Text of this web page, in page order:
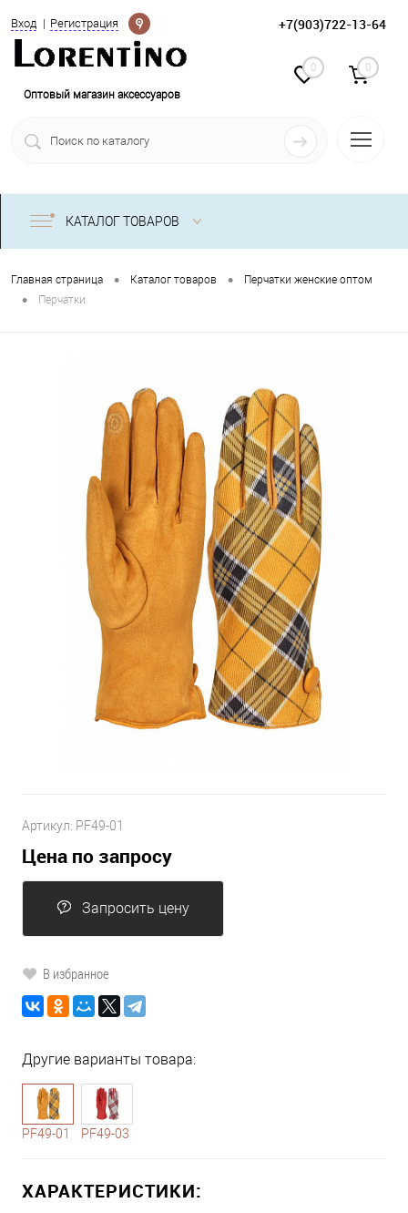
Вход Регистрация
Определение +7(903)722-13-64
0 0
Оптовый магазин аксессуаров
КАТАЛОГ ТОВАРОВ
Главная страница • Каталог товаров • Перчатки женские оптом
• Перчатки
Артикул: PF49-01
Цена по запросу
Запросить цену
В избранное
Другие варианты товара:
1-10
PF49-01
1-3
PF49-03
ХАРАКТЕРИСТИКИ: